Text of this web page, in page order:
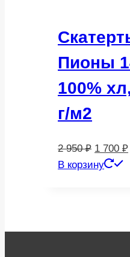
Пионы
100%
г/м2
2 950₽
цена
1 700 ₽
В корзину